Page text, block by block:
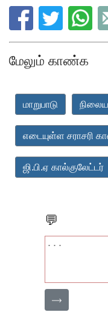
மேலும் காண்க
மாறுபாடு
எடையுள்ள சராசரி
ஜி.பி.ஏ கால்குலேட்டர்
💬
⟶